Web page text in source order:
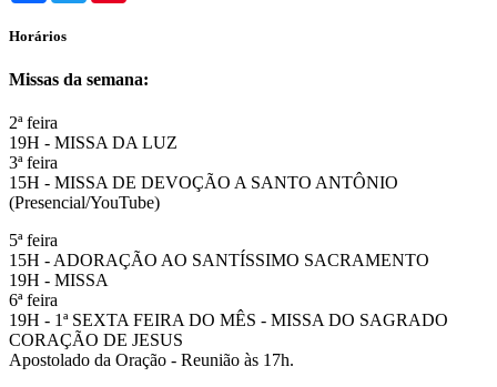
Horários
Missas da semana:
2ª feira
19H - MISSA DA LUZ
3ª feira
15H - MISSA DE DEVOÇÃO A SANTO ANTÔNIO
(Presencial/YouTube)
5ª feira
15H - ADORAÇÃO AO SANTÍSSIMO SACRAMENTO
19H - MISSA
6ª feira
19H - 1ª SEXTA FEIRA DO MÊS - MISSA DO SAGRADO
CORAÇÃO DE JESUS
Apostolado da Oração - Reunião às 17h.